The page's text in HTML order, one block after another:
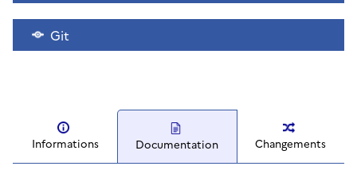
Git
Informations Documentation Changements